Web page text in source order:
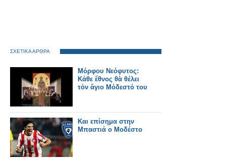
ΣΧΕΤΙΚΑ ΑΡΘΡΑ
Μόρφου Νεόφυτος:
Κάθε ἔθνος θὰ θέλει
τὸν ἅγιο Μόδεστό του
Και επίσημα στην
Μπαστιά ο Μοδέστο